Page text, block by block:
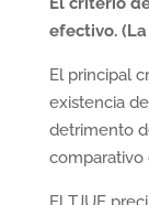
efectivo.
El principal
existencia
detrimento
comparativo